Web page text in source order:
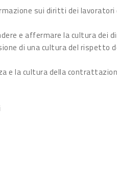
sui diritti dei
e affermare la cultura dei
di una cultura del
e la cultura della